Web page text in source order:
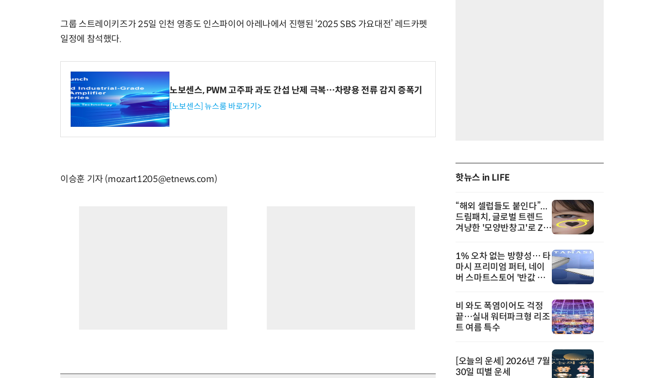
그룹 스트레이키즈가 25일 인천 영종도 인스파이어 아레나에서 진행된 ‘2025 SBS 가요대전’ 레드카펫
일정에 참석했다.
노보센스, PWM 고주파 과도 간섭 난제 극복…차량용 전류 감지 증폭기
[노보센스] 뉴스룸 바로가기>
이승훈 기자 (mozart1205@etnews.com) 핫뉴스 in LIFE
“해외 셀럽들도 붙인다”...
드림패치, 글로벌 트렌드
겨냥한 '모양반창고'로 Z세
1% 오차 없는 방향성… 타
마시 프리미엄 퍼터, 네이
버 스마트스토어 '반값 할
비 와도 폭염이어도 걱정
끝…실내 워터파크형 리조
트 여름 특수
[오늘의 운세] 2026년 7월
30일 띠별 운세